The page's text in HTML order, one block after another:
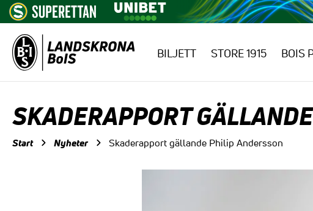
BILJETT STORE 1915 BOIS
SKADERAPPORT
Start Nyheter Skaderapport gällande Philip Andersson